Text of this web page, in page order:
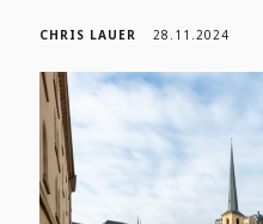
CHRIS LAUER 28.11.2024